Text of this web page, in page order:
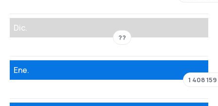
Dic.
??
Ene.
1 408